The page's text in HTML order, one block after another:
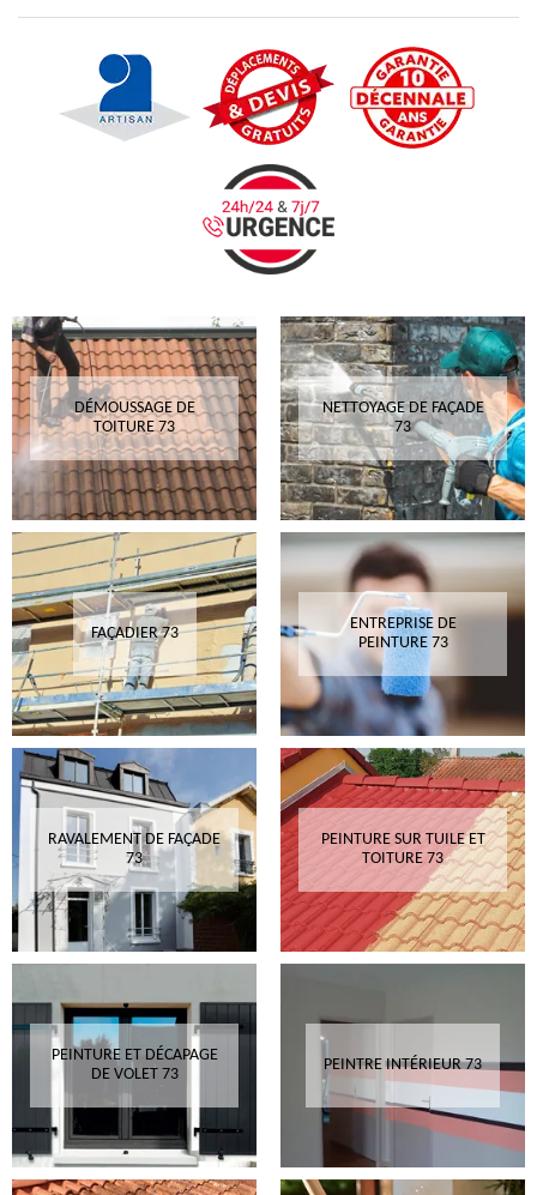
DÉMOUSSAGE DE
TOITURE 73
NETTOYAGE DE FAÇADE
73
FAÇADIER 73
ENTREPRISE DE
PEINTURE 73
RAVALEMENT DE FAÇADE
73
PEINTURE SUR TUILE ET
TOITURE 73
PEINTURE ET DÉCAPAGE
DE VOLET 73
PEINTRE INTÉRIEUR 73